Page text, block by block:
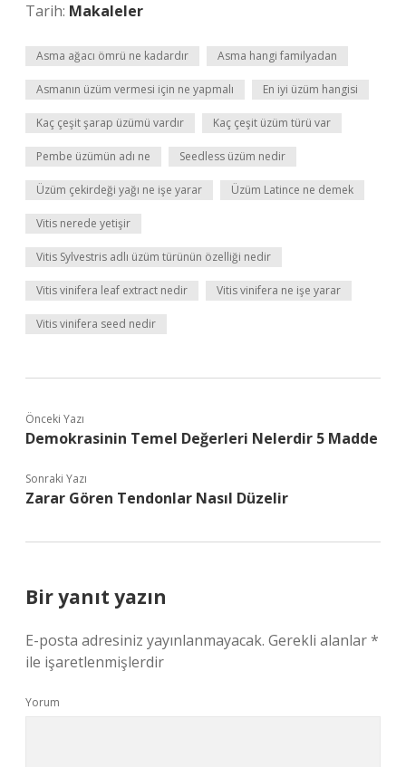
Tarih: Makaleler
Asma ağacı ömrü ne kadardır Asma hangi familyadan
Asmanın üzüm vermesi için ne yapmalı En iyi üzüm hangisi
Kaç çeşit şarap üzümü vardır Kaç çeşit üzüm türü var
Pembe üzümün adı ne Seedless üzüm nedir
Üzüm çekirdeği yağı ne işe yarar Üzüm Latince ne demek
Vitis nerede yetişir
Vitis Sylvestris adlı üzüm türünün özelliği nedir
Vitis vinifera leaf extract nedir Vitis vinifera ne işe yarar
Vitis vinifera seed nedir
Önceki Yazı
Demokrasinin Temel Değerleri Nelerdir 5 Madde
Sonraki Yazı
Zarar Gören Tendonlar Nasıl Düzelir
Bir yanıt yazın
E-posta adresiniz yayınlanmayacak. Gerekli alanlar*
ile işaretlenmişlerdir
Yorum